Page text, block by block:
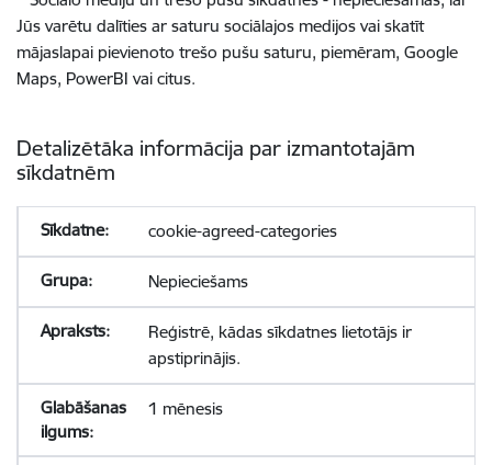
Jūs varētu dalīties ar saturu sociālajos medijos vai skatīt
mājaslapai pievienoto trešo pušu saturu, piemēram, Google
Maps, PowerBI vai citus.
Detalizētāka informācija par izmantotajām
sīkdatnēm
cookie-agreed-categories
Nepieciešams
Reģistrē, kādas sīkdatnes lietotājs ir
apstiprinājis.
1 mēnesis